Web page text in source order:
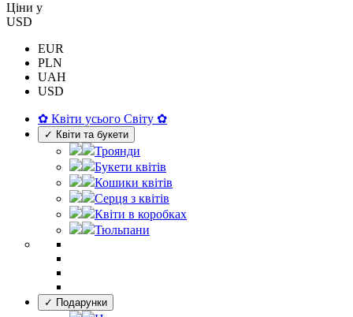
Цiни у
USD
EUR
PLN
UAH
USD
✿ Квіти усього Світу ✿
✓ Квіти та букети
Троянди
Букети квітів
Кошики квітів
Серця з квітів
Квіти в коробках
Тюльпани
✓ Подарунки